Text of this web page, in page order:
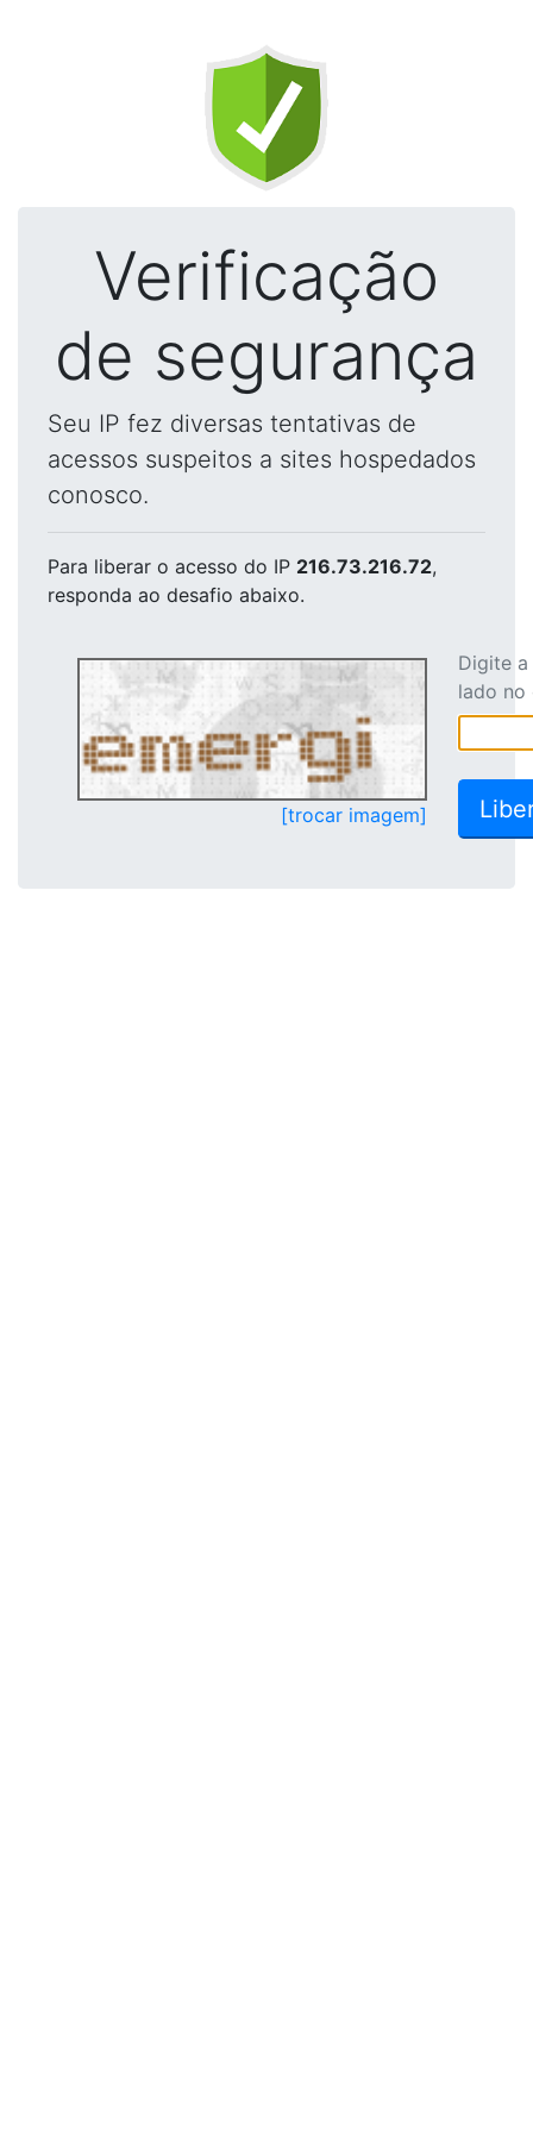
Verificação
de segurança
Seu IP fez diversas tentativas de
acessos suspeitos a sites hospedados
conosco.
Para liberar o acesso do IP 216.73.216.72,
responda ao desafio abaixo.
[trocar imagem]
Digite
lado no